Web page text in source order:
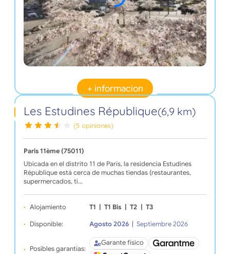
+ informacion
Les Estudines République(6,9 km)
(5 opiniones)
Paris 11ème (75011)
Ubicada en el distrito 11 de París, la residencia Estudines
République está cerca de muchas tiendas (restaurantes,
supermercados, ti…
Alojamiento T1 T1 Bis T2 T3
Disponible: Agosto 2026 Septiembre 2026
Posibles garantías:
Garante físico